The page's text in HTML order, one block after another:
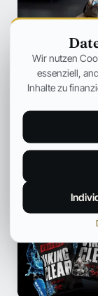
Ozempic
–
Warum GLP-
Aspekt des
Jonas Bauer 19.
Wir nutzen
essenziell,
Inhalte zu